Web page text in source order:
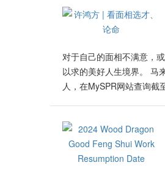
设计都很赏心悦目，比下
新办公楼后，人事纠纷不
变成反目成仇，续而愤然
堂！ 至于在其他员工群里
工不时像他投诉其他员工
的迹象，令他感到无限操
格局，内里其实未必是好
理、化煞为吉。 我在分析
争执与纠纷的因素! 大门位
好几个客户也闹到不欢而
的办公室里，其他方位都
为大部份员工的座位上都
对于自己的面相不满意，
以求的美好人生境界。 马
人，在MySPR网站查询截
在此时，许多候选人皆立
以期在他们的长期“事业”
许就牵扯到一些与面相